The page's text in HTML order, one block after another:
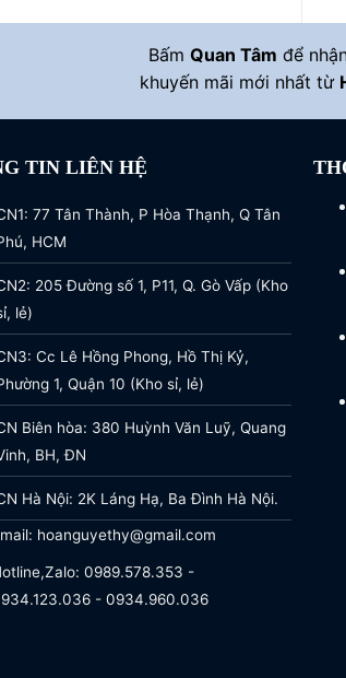
Bấm Quan Tâm để
khuyến mãi mới nhất từ
TIN LIÊN HỆ
77 Tân Thành, P Hòa Thạnh, Q Tân
HCM
205 Đường số 1, P11, Q. Gò Vấp (Kho
lẻ)
Cc Lê Hồng Phong, Hồ Thị Kỷ,
1, Quận 10 (Kho sỉ, lẻ)
Biên hòa: 380 Huỳnh Văn Luỹ, Quang
BH, ĐN
Hà Nội: 2K Láng Hạ, Ba Đình Hà Nội.
hoanguyethy@gmail.com
0989.578.353 -
- 0934.960.036